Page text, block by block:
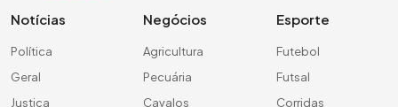
Notícias
Política
Geral
Justiça
Negócios
Agricultura
Pecuária
Cavalos
Esporte
Futebol
Futsal
Corridas